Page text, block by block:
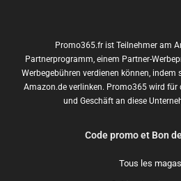
Promo365.fr ist Teilnehmer am
Partnerprogramm, einem Partner-
Werbegebühren verdienen können,
Amazon.de verlinken. Promo365 wird für
und Geschäft an diese
Code promo et Bon
Tous les